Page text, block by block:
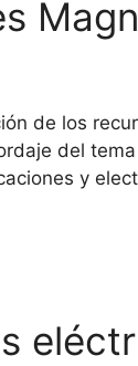
de los
del
y